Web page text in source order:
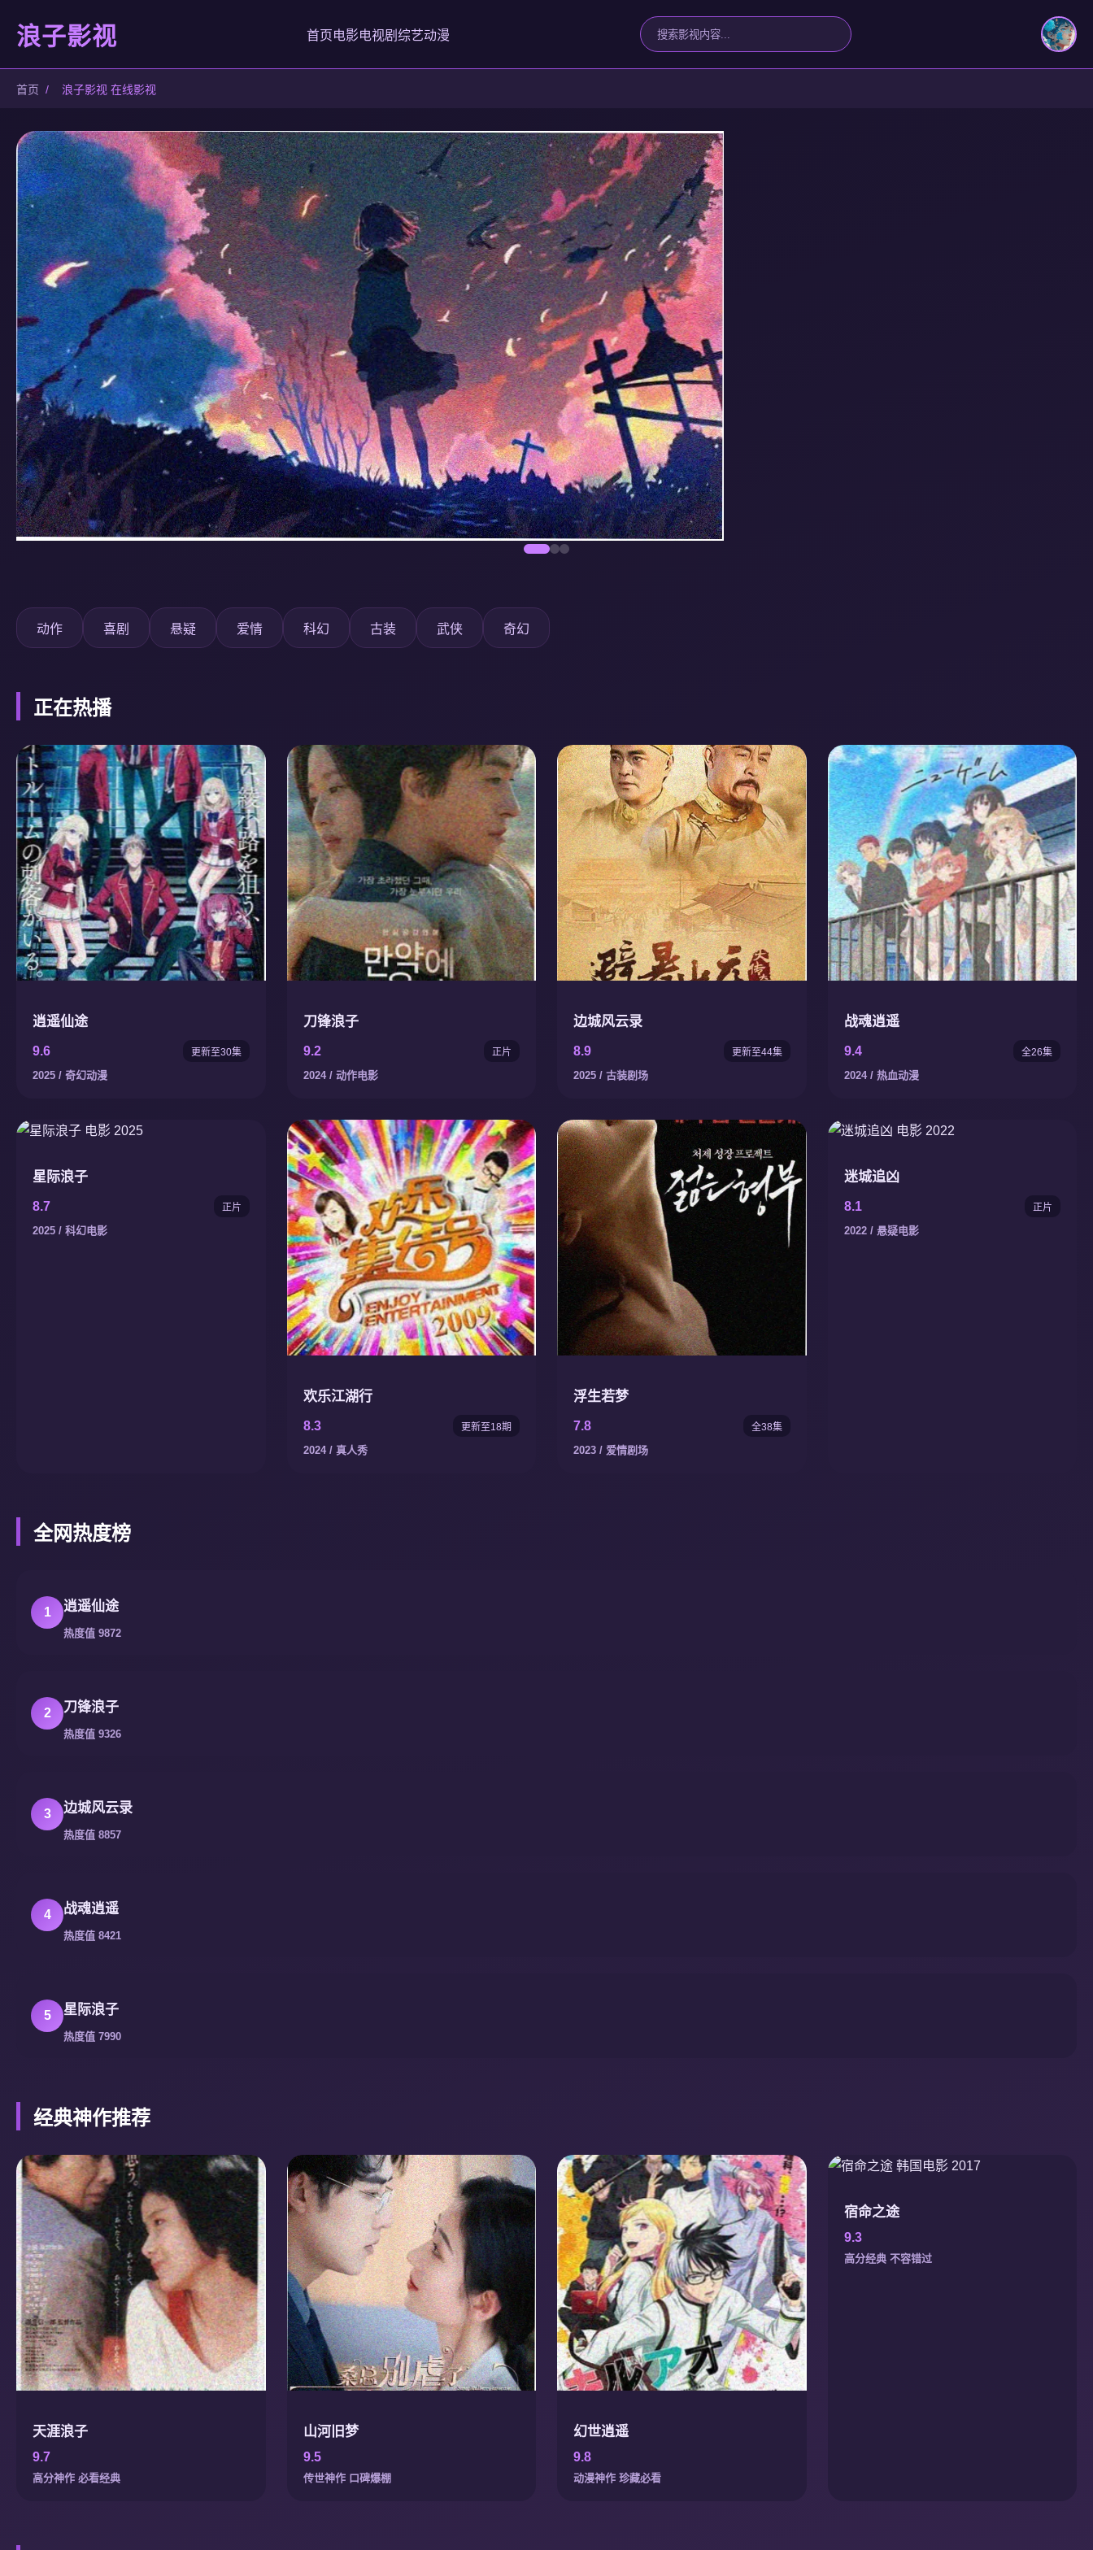
浪子影视 首页电影电视剧综艺动漫
首页 / 浪子影视 在线影视
动作 喜剧 悬疑 爱情 科幻 古装 武侠 奇幻
正在热播
逍遥仙途
9.6 更新至30集
2025 / 奇幻动漫
刀锋浪子
9.2 正片
2024 / 动作电影
边城风云录
8.9 更新至44集
2025 / 古装剧场
战魂逍遥
9.4 全26集
2024 / 热血动漫
星际浪子
8.7 正片
2025 / 科幻电影
欢乐江湖行
8.3 更新至18期
2024 / 真人秀
浮生若梦
7.8 全38集
2023 / 爱情剧场
迷城追凶
8.1 正片
2022 / 悬疑电影
全网热度榜
1 逍遥仙途
热度值 9872
2 刀锋浪子
热度值 9326
3 边城风云录
热度值 8857
4 战魂逍遥
热度值 8421
5 星际浪子
热度值 7990
经典神作推荐
天涯浪子
9.7
高分神作 必看经典
山河旧梦
9.5
传世神作 口碑爆棚
幻世逍遥
9.8
动漫神作 珍藏必看
宿命之途
9.3
高分经典 不容错过